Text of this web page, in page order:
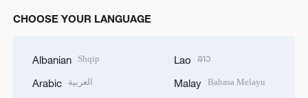
CHOOSE YOUR LANGUAGE
Albanian Shqip
Arabic العربية
Lao ລາວ
Malay Bahasa Melayu